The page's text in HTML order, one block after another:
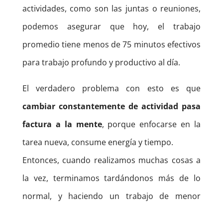
actividades, como son las juntas o reuniones,
podemos asegurar que hoy, el trabajo
promedio tiene menos de 75 minutos efectivos
para trabajo profundo y productivo al día.
El verdadero problema con esto es que
cambiar constantemente de actividad pasa
factura a la mente, porque enfocarse en la
tarea nueva, consume energía y tiempo.
Entonces, cuando realizamos muchas cosas a
la vez, terminamos tardándonos más de lo
normal, y haciendo un trabajo de menor